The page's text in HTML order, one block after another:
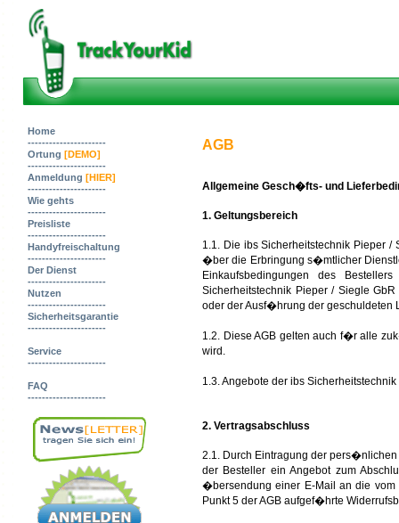
Home
----------------------
Ortung [DEMO]
----------------------
Anmeldung [HIER]
----------------------
Wie gehts
----------------------
Preisliste
----------------------
Handyfreischaltung
----------------------
Der Dienst
----------------------
Nutzen
----------------------
Sicherheitsgarantie
----------------------
Service
----------------------
FAQ
----------------------
AGB
Allgemeine Gesch�fts- und
1. Geltungsbereich
1.1. Die ibs Sicherheitstechnik Pieper
�ber die Erbringung s�mtlicher
Einkaufsbedingungen des
Sicherheitstechnik Pieper / Siegle
oder der Ausf�hrung der geschuldeten
1.2. Diese AGB gelten auch f�r alle
wird.
1.3. Angebote der ibs
2. Vertragsabschluss
2.1. Durch Eintragung der
der Besteller ein Angebot zum
�bersendung einer E-Mail an die
Punkt 5 der AGB aufgef�hrte